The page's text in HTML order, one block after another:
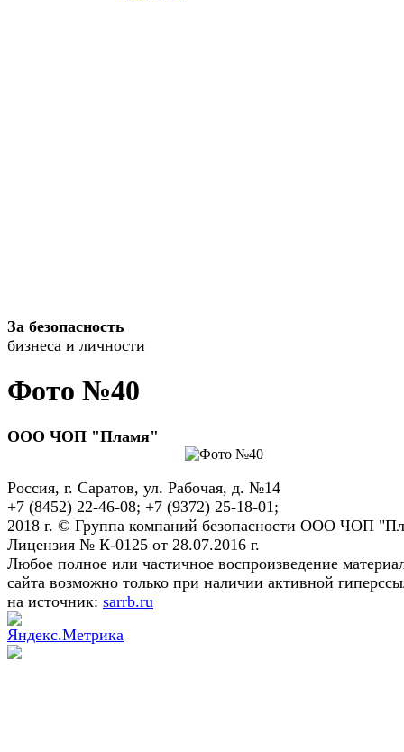
За безопасность
бизнеса и личности
Фото №40
ООО ЧОП "Пламя"
Россия, г. Саратов, ул. Рабочая, д. №14
+7 (8452) 22-46-08; +7 (9372) 25-18-01;
2018 г. © Группа компаний безопасности ООО ЧОП
Лицензия № К-0125 от 28.07.2016 г.
Любое полное или частичное воспроизведение
сайта возможно только при наличии активной
на источник: sarrb.ru